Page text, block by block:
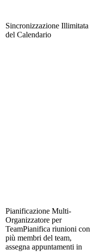
Sincronizzazione Illimitata
del Calendario
Pianificazione Multi-
Organizzatore per
TeamPianifica riunioni con
più membri del team,
assegna appuntamenti in